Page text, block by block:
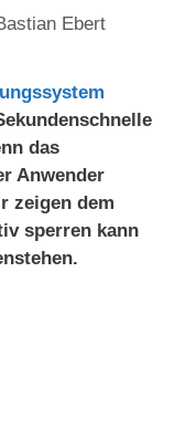
Ebert
das
Anwender
zeigen dem
sperren kann